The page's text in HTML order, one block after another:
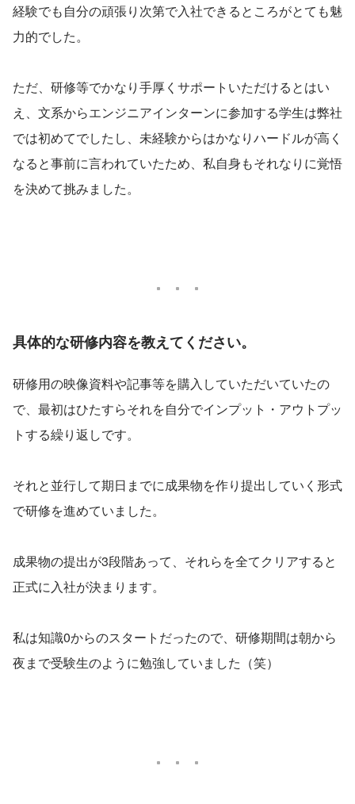
経験でも自分の頑張り次第で入社できるところがとても魅
力的でした。
ただ、研修等でかなり手厚くサポートいただけるとはい
え、文系からエンジニアインターンに参加する学生は弊社
では初めてでしたし、未経験からはかなりハードルが高く
なると事前に言われていたため、私自身もそれなりに覚悟
を決めて挑みました。
具体的な研修内容を教えてください。
研修用の映像資料や記事等を購入していただいていたの
で、最初はひたすらそれを自分でインプット・アウトプッ
トする繰り返しです。
それと並行して期日までに成果物を作り提出していく形式
で研修を進めていました。
成果物の提出が3段階あって、それらを全てクリアすると
正式に入社が決まります。
私は知識0からのスタートだったので、研修期間は朝から
夜まで受験生のように勉強していました（笑）